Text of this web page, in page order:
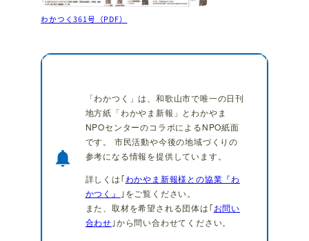
わかつく361号（PDF）
notifications
「わかつく」は、和歌山市で唯一の日刊
地方紙「わかやま新報」とわかやま
NPOセンターのコラボによるNPO紙面
です。 市民活動や今後の地域づくりの
参考になる情報を提供しています。
詳しくは｢わかやま新報様との協業『わ
かつく』
｣をご覧ください。
また、取材を希望される団体は｢お問い
合わせ ｣から問い合わせてください。